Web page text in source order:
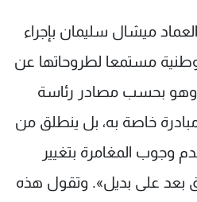
ميشال سليمان بإجراء
مستمعا لطروحاتها عن
وهو بحسب مصادر رئاسة
خاصة به، بل ينطلق من
وجوب المغامرة بتغيير
بعد على بديل». وتقول هذه
وظائف
تواصل معنا
شروط الإسـتخدام